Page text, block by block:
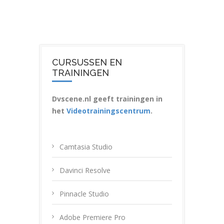
CURSUSSEN EN
TRAININGEN
Dvscene.nl geeft trainingen in
het Videotrainingscentrum.
Camtasia Studio
Davinci Resolve
Pinnacle Studio
Adobe Premiere Pro